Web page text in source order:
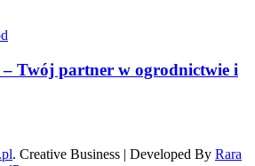
Twój partner w ogrodnictwie i
. Creative Business | Developed By Rara